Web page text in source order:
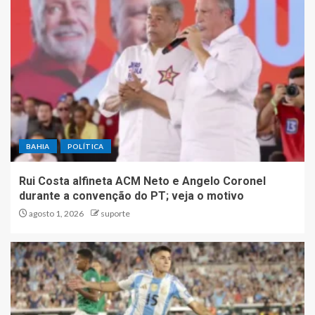
BAHIA POLÍTICA
Rui Costa alfineta ACM Neto e Angelo Coronel
durante a convenção do PT; veja o motivo
agosto 1, 2026 suporte